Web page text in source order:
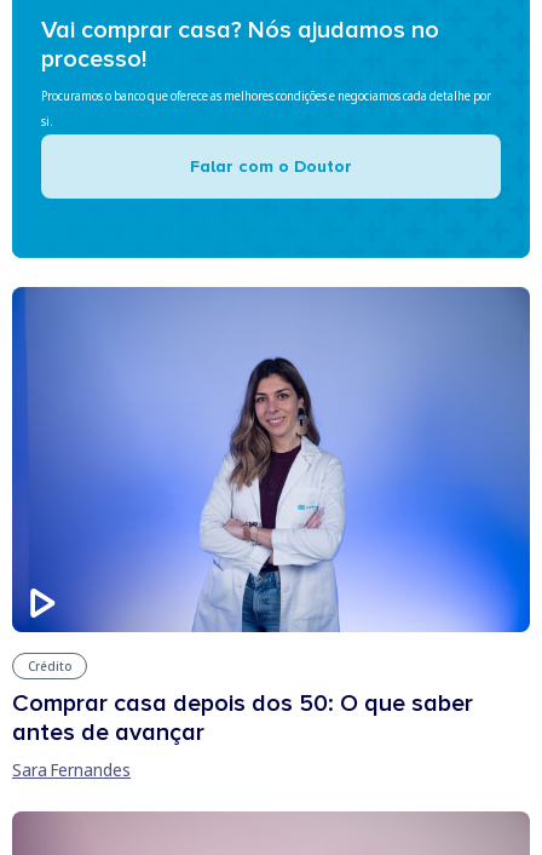
Vai comprar casa? Nós ajudamos no
processo!
Procuramos o banco que oferece as melhores condições e negociamos cada detalhe por
si.
Falar com o Doutor
Crédito
Comprar casa depois dos 50: O que saber
antes de avançar
Sara Fernandes